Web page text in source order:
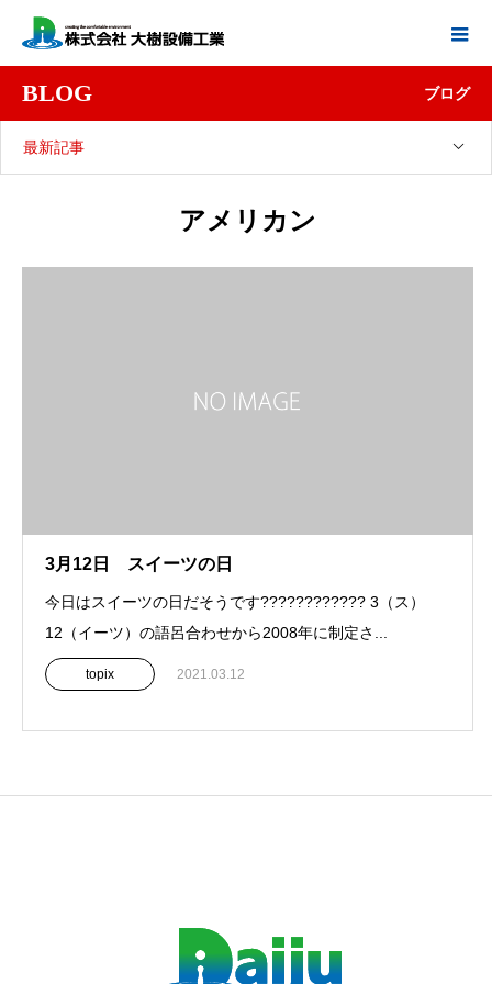
BLOG ブログ
最新記事
アメリカン
3月12日 スイーツの日
今日はスイーツの日だそうです???????????? 3（ス）
12（イーツ）の語呂合わせから2008年に制定さ...
topix 2021.03.12